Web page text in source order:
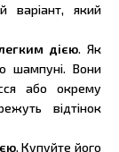
варіант, який
дією. Як
шампуні. Вони
або окрему
відтінок
. Купуйте його